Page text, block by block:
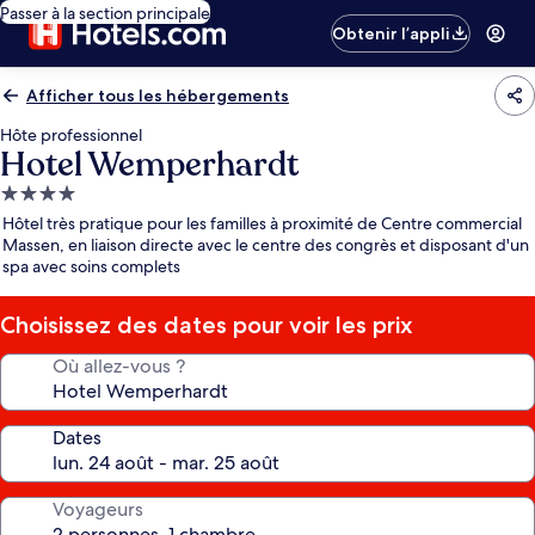
Passer à la section principale
Obtenir l’appli
Afficher tous les hébergements
Hôte professionnel
Hotel Wemperhardt
Hébergement
4.0 étoiles
Hôtel très pratique pour les familles à proximité de Centre commercial
Massen, en liaison directe avec le centre des congrès et disposant d'un
spa avec soins complets
Choisissez des dates pour voir les prix
Où allez-vous ?
Dates
Voyageurs